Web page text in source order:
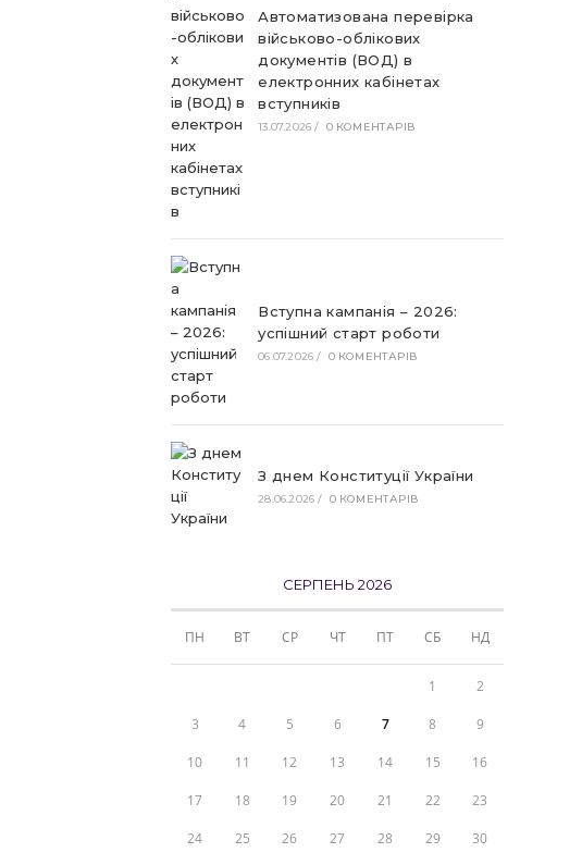
Автоматизована перевірка
військово-облікових
документів (ВОД) в
електронних кабінетах
вступників
13.07.2026 / 0 КОМЕНТАРІВ
Вступна кампанія – 2026:
успішний старт роботи
06.07.2026 / 0 КОМЕНТАРІВ
З днем Конституції України
28.06.2026 / 0 КОМЕНТАРІВ
СЕРПЕНЬ 2026
ПН ВТ СР ЧТ ПТ СБ НД
1 2
3 4 5 6 7 8 9
10 11 12 13 14 15 16
17 18 19 20 21 22 23
24 25 26 27 28 29 30